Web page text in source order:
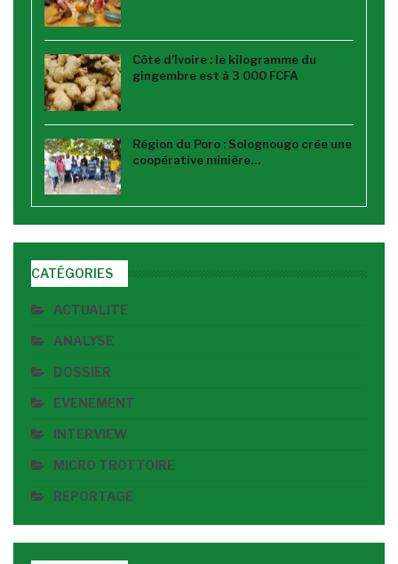
Côte d’Ivoire : le kilogramme du
gingembre est à 3 000 FCFA
Région du Poro : Solognougo crée une
coopérative minière…
CATÉGORIES
ACTUALITE
ANALYSE
DOSSIER
EVENEMENT
INTERVIEW
MICRO TROTTOIRE
REPORTAGE